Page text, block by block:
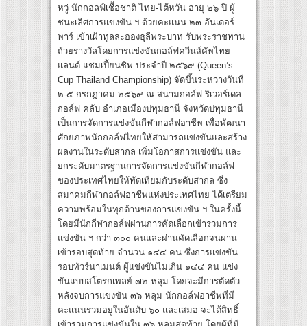
หวู่ นักกอลฟ์เชื้อชาติ ไทย-ไต้หวัน อายุ ๒๖ ปี ผู้
ชนะเลิศการแข่งขัน ฯ ด้วยคะแนน ๒๓ อันเดอร์
พาร์ เข้าเฝ้าทูลละอองธุลีพระบาท รับพระราชทาน
ถ้วยรางวัลโดยการแข่งขันกอล์ฟควีนส์คัพไทย
แลนด์ แชมเปี้ยนชิพ ประจำปี ๒๕๖๙ (Queen’s
Cup Thailand Championship) จัดขึ้นระหว่างวันที่
๒-๕ กรกฎาคม ๒๕๖๙ ณ สนามกอล์ฟ ริเวอร์เดล
กอล์ฟ คลับ อำเภอเมืองปทุมธานี จังหวัดปทุมธานี
เป็นการจัดการแข่งขันกีฬากอล์ฟอาชีพ เพื่อพัฒนา
ศักยภาพนักกอล์ฟไทยให้สามารถแข่งขันและสร้าง
ผลงานในระดับสากล เพิ่มโอกาสการแข่งขัน และ
ยกระดับมาตรฐานการจัดการแข่งขันกีฬากอล์ฟ
ของประเทศไทยให้ทัดเทียมกับระดับสากล ซึ่ง
สมาคมกีฬากอล์ฟอาชีพแห่งประเทศไทย ได้เตรียม
ความพร้อมในทุกด้านของการแข่งขัน ฯ ในครั้งนี้
โดยมีนักกีฬากอล์ฟผ่านการคัดเลือกเข้าร่วมการ
แข่งขัน ฯ กว่า ๓๐๐ คนและผ่านคัดเลือกจนผ่าน
เข้ารอบสุดท้าย จำนวน ๑๔๔ คน ซึ่งการแข่งขัน
รอบทัวร์นาเมนต์ ผู้แข่งขันไม่เกิน ๑๔๔ คน แข่ง
ขันแบบสโตรกเพลย์ ๗๒ หลุม โดยจะมีการตัดตัว
หลังจบการแข่งขัน ๓๖ หลุม นักกอล์ฟอาชีพที่มี
คะแนนรวมอยู่ในอันดับ ๖๐ และเสมอ จะได้สิทธิ์